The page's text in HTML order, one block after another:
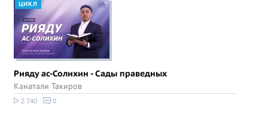
ЦИКЛ
Рияду ас-Солихин - Сады праведных
Канатали Такиров
2 740 0